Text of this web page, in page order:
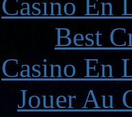
Best
Casino En
Jouer Au